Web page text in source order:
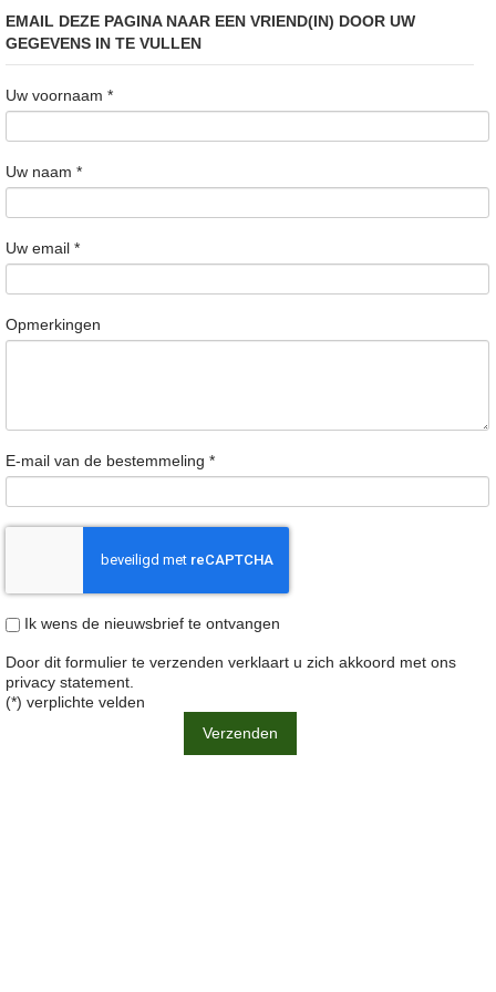
EMAIL DEZE PAGINA NAAR EEN VRIEND(IN) DOOR UW
GEGEVENS IN TE VULLEN
Uw voornaam *
Uw naam *
Uw email *
Opmerkingen
E-mail van de bestemmeling *
Ik wens de nieuwsbrief te ontvangen
Door dit formulier te verzenden verklaart u zich akkoord met ons
privacy statement
(*) verplichte velden
Verzenden